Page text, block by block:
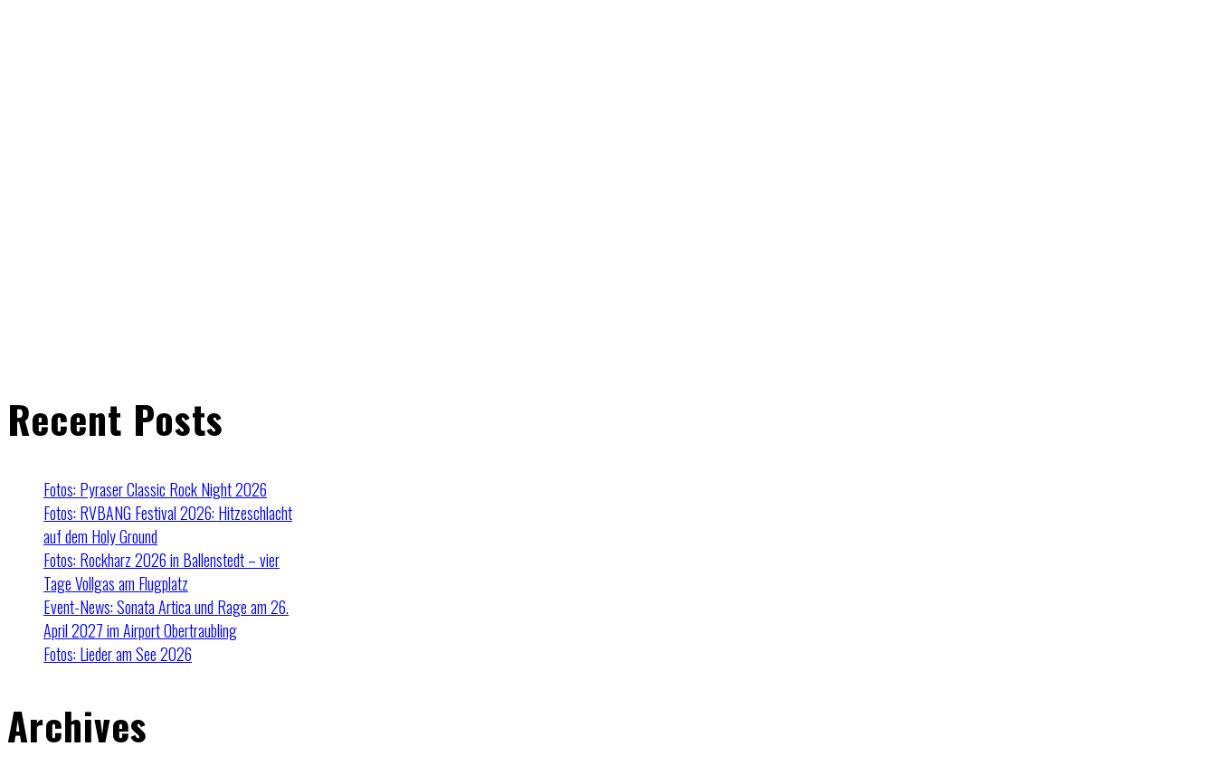
Recent Posts
Fotos: Pyraser Classic Rock Night 2026
Fotos: RVBANG Festival 2026: Hitzeschlacht
auf dem Holy Ground
Fotos: Rockharz 2026 in Ballenstedt – vier
Tage Vollgas am Flugplatz
Event-News: Sonata Artica und Rage am 26.
April 2027 im Airport Obertraubling
Fotos: Lieder am See 2026
Archives